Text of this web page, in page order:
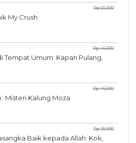
Rp 65,000
My Crush
Rp 45,000
Tempat Umum: Kapan Pulang,
Rp 45,000
Misteri Kalung Moza
Rp 35,000
Baik kepada Allah: Kok,